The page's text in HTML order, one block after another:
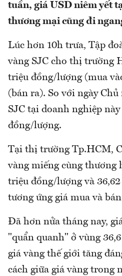
tuần, giá USD niêm yết
thương mại cũng đi
Lúc hơn 10h trưa, Tập
vàng SJC cho thị trường
triệu đồng/lượng (mua
(bán ra). So với ngày
SJC tại doanh nghiệp
đồng/lượng.
Tại thị trường Tp.HCM,
vàng miếng cùng thương
triệu đồng/lượng và
tương ứng giá mua và
Đã hơn nửa tháng nay,
"quẩn quanh" ở vùng
giá vàng thế giới tăng
cách giữa giá vàng trong